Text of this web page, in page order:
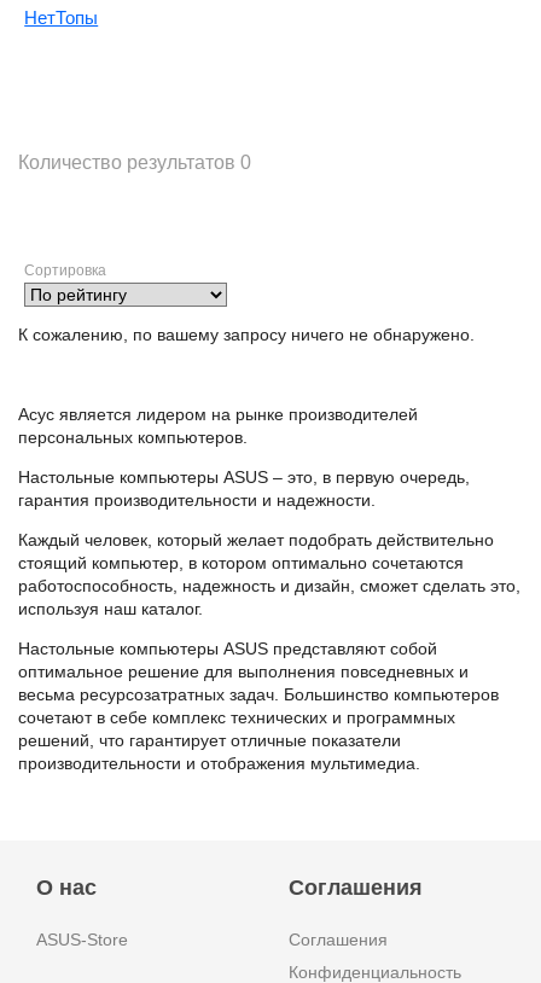
НетТопы
Количество результатов 0
Сортировка
К сожалению, по вашему запросу ничего не обнаружено.
Асус является лидером на рынке производителей
персональных компьютеров.
Настольные компьютеры ASUS – это, в первую очередь,
гарантия производительности и надежности.
Каждый человек, который желает подобрать действительно
стоящий компьютер, в котором оптимально сочетаются
работоспособность, надежность и дизайн, сможет сделать это,
используя наш каталог.
Настольные компьютеры ASUS представляют собой
оптимальное решение для выполнения повседневных и
весьма ресурсозатратных задач. Большинство компьютеров
сочетают в себе комплекс технических и программных
решений, что гарантирует отличные показатели
производительности и отображения мультимедиа.
О нас
ASUS-Store
Соглашения
Соглашения
Конфиденциальность